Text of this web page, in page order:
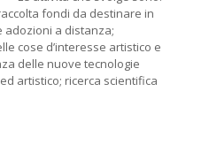
fondi da destinare in
a distanza;
cose d’interesse artistico e
delle nuove tecnologie
artistico; ricerca scientifica